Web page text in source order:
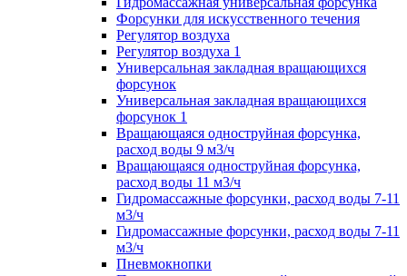
Форсунки для искусственного течения
Регулятор воздуха
Регулятор воздуха 1
Универсальная закладная вращающихся
форсунок
Универсальная закладная вращающихся
форсунок 1
Вращающаяся одноструйная форсунка,
расход воды 9 м3/ч
Вращающаяся одноструйная форсунка,
расход воды 11 м3/ч
Гидромассажные форсунки, расход воды 7-11
м3/ч
Гидромассажные форсунки, расход воды 7-11
м3/ч
Пневмокнопки